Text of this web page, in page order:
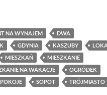
NA WYNAJEM
DWA
GDYNIA KASZUBY
MIESZKAŃ
MIESZKANIE
NA WAKACJE
OGRÓDEK
POKOJE SOPOT
TRÓJMIASTO